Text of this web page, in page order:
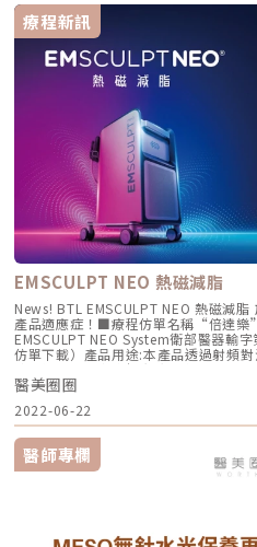
肪，適用範圍又相對較廣，非常適合現
的是來自西班牙的『Cooltech Define
用於腰腹、大腿、手臂和下巴等多個相
探頭，大幅縮短療程時間，加上搭載
PAD」專利，可防止皮膚凍傷，確保
非侵入性體雕技術的應用及進步，相
適、更安全的環境下實現自己的理想
療程新訊
EMSCULPT NEO 熱磁減脂
News! BTL EMSCULPT NEO 熱磁減
產品適應症！■療程仿單名稱“倍達
EMSCULPT NEO System衛部醫器輸
仿單下載）產品用途:本產品透過射頻
達到以下:✓減少腹部脂肪厚度及體圍✓
品會觸發磁場刺激,從而導致腹部肌肉
症本產品通過觸發磁場刺激，從而達
單下載）本產品會觸發磁場刺激，從而
的二頭肌、三頭肌，使上臂緊實。（
｜NEO 熱磁減脂磁能先生來啦! 厚脂女
｜NEO 熱磁減脂點我查看療程完整資訊
醫美圈圈
2022-06-22
醫師專欄